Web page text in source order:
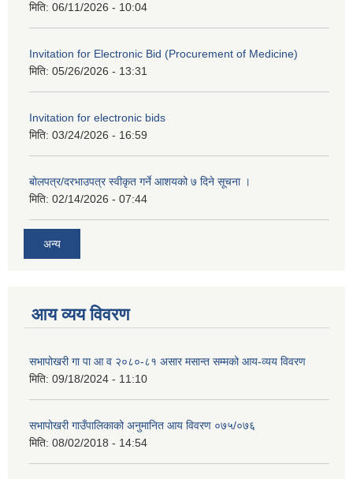
मिति: 06/11/2026 - 10:04
Invitation for Electronic Bid (Procurement of Medicine)
मिति: 05/26/2026 - 13:31
Invitation for electronic bids
मिति: 03/24/2026 - 16:59
बोलपत्र/दरभाउपत्र स्वीकृत गर्ने आशयको ७ दिने सूचना ।
मिति: 02/14/2026 - 07:44
अन्य
आय व्यय विवरण
सभापोखरी गा पा आ व २०८०-८१ असार मसान्त सम्मको आय-व्यय विवरण
मिति: 09/18/2024 - 11:10
सभापोखरी गाउँपालिकाको अनुमानित आय विवरण ०७५/०७६
मिति: 08/02/2018 - 14:54